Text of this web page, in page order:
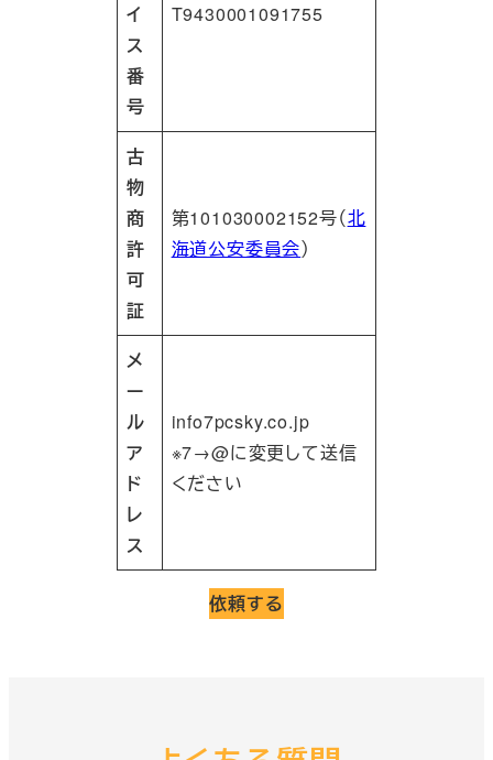
イ
ス
番
号
T9430001091755
古
物
商
許
可
証
第101030002152号（北
海道公安委員会）
メ
ー
ル
ア
ド
レ
ス
info7pcsky.co.jp
※7→@に変更して送信
ください
依頼する